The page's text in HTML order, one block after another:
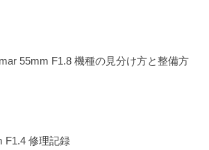
55mm F1.8 機種の見分け方と整備方
F1.4 修理記録